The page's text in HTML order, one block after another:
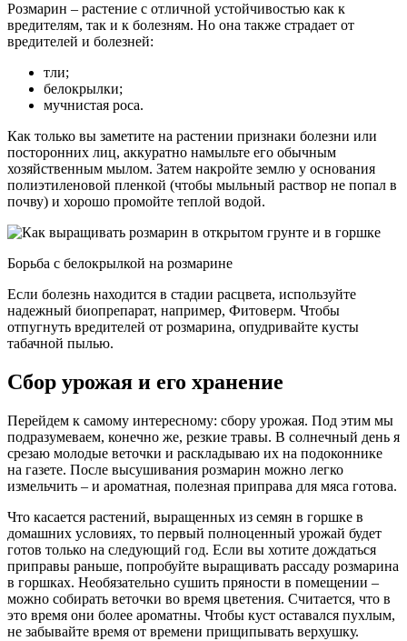
Розмарин – растение с отличной устойчивостью как к
вредителям, так и к болезням. Но она также страдает от
вредителей и болезней:
тли;
белокрылки;
мучнистая роса.
Как только вы заметите на растении признаки болезни или
посторонних лиц, аккуратно намыльте его обычным
хозяйственным мылом. Затем накройте землю у основания
полиэтиленовой пленкой (чтобы мыльный раствор не попал в
почву) и хорошо промойте теплой водой.
Борьба с белокрылкой на розмарине
Если болезнь находится в стадии расцвета, используйте
надежный биопрепарат, например, Фитоверм. Чтобы
отпугнуть вредителей от розмарина, опудривайте кусты
табачной пылью.
Сбор урожая и его хранение
Перейдем к самому интересному: сбору урожая. Под этим мы
подразумеваем, конечно же, резкие травы. В солнечный день я
срезаю молодые веточки и раскладываю их на подоконнике
на газете. После высушивания розмарин можно легко
измельчить – и ароматная, полезная приправа для мяса готова.
Что касается растений, выращенных из семян в горшке в
домашних условиях, то первый полноценный урожай будет
готов только на следующий год. Если вы хотите дождаться
приправы раньше, попробуйте выращивать рассаду розмарина
в горшках. Необязательно сушить пряности в помещении –
можно собирать веточки во время цветения. Считается, что в
это время они более ароматны. Чтобы куст оставался пухлым,
не забывайте время от времени прищипывать верхушку.